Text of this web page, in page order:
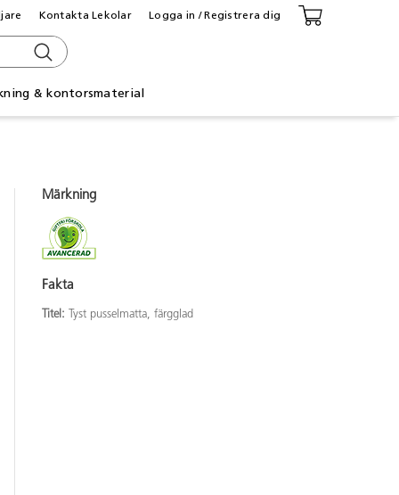
& kontorsmaterial
Kontakta Lekolar Logga in / Registrera dig
Märkning
Fakta
Titel: Tyst pusselmatta, färgglad